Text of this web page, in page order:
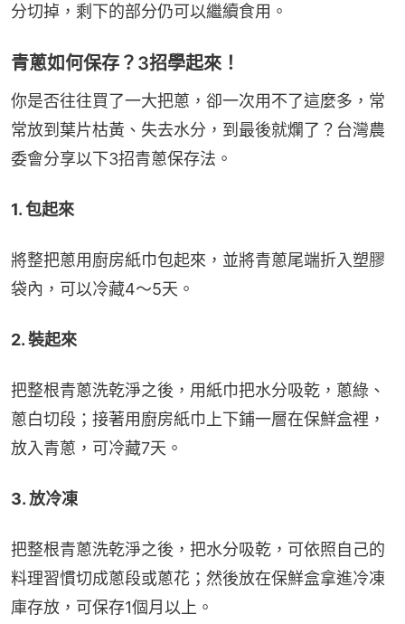
分切掉，剩下的部分仍可以繼續食用。
青蔥如何保存？3招學起來！
你是否往往買了一大把蔥，卻一次用不了這麼多，常
常放到葉片枯黃、失去水分，到最後就爛了？台灣農
委會分享以下3招青蔥保存法。
1. 包起來
將整把蔥用廚房紙巾包起來，並將青蔥尾端折入塑膠
袋內，可以冷藏4～5天。
2. 裝起來
把整根青蔥洗乾淨之後，用紙巾把水分吸乾，蔥綠、
蔥白切段；接著用廚房紙巾上下鋪一層在保鮮盒裡，
放入青蔥，可冷藏7天。
3. 放冷凍
把整根青蔥洗乾淨之後，把水分吸乾，可依照自己的
料理習慣切成蔥段或蔥花；然後放在保鮮盒拿進冷凍
庫存放，可保存1個月以上。